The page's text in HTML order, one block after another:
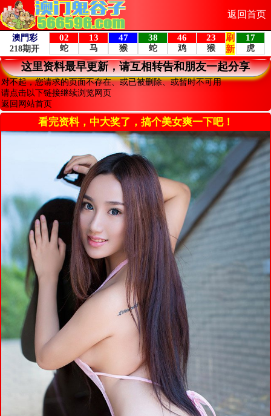
返回首页
这里资料最早更新，请互相转告和朋友一起分享
对不起，您请求的页面不存在、或已被删除、或暂时不可用
请点击以下链接继续浏览网页
返回网站首页
看完资料，中大奖了，搞个美女爽一下吧！